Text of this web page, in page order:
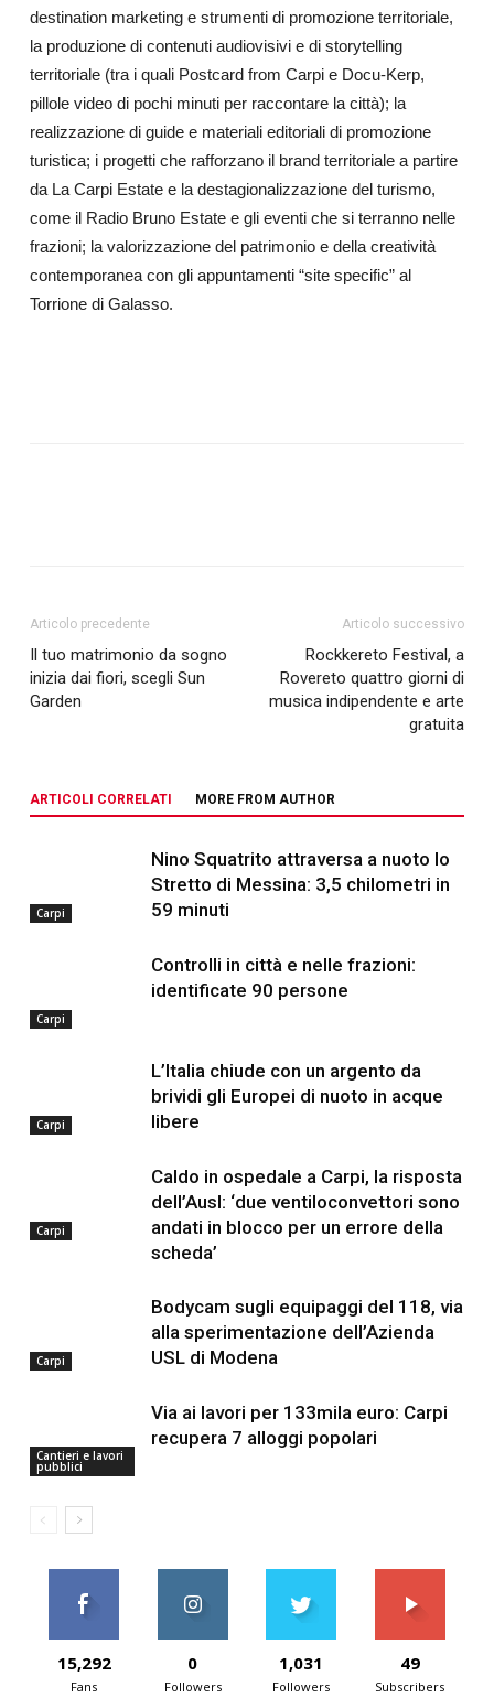
destination marketing e strumenti di promozione territoriale,
la produzione di contenuti audiovisivi e di storytelling
territoriale (tra i quali Postcard from Carpi e Docu-Kerp,
pillole video di pochi minuti per raccontare la città); la
realizzazione di guide e materiali editoriali di promozione
turistica; i progetti che rafforzano il brand territoriale a partire
da La Carpi Estate e la destagionalizzazione del turismo,
come il Radio Bruno Estate e gli eventi che si terranno nelle
frazioni; la valorizzazione del patrimonio e della creatività
contemporanea con gli appuntamenti “site specific” al
Torrione di Galasso.
Articolo precedente
Il tuo matrimonio da sogno
inizia dai fiori, scegli Sun
Garden
Articolo successivo
Rockkereto Festival, a
Rovereto quattro giorni di
musica indipendente e arte
gratuita
ARTICOLI CORRELATI MORE FROM AUTHOR
Carpi
Nino Squatrito attraversa a nuoto lo
Stretto di Messina: 3,5 chilometri in
59 minuti
Carpi
Controlli in città e nelle frazioni:
identificate 90 persone
Carpi
L’Italia chiude con un argento da
brividi gli Europei di nuoto in acque
libere
Carpi
Caldo in ospedale a Carpi, la risposta
dell’Ausl: ‘due ventiloconvettori sono
andati in blocco per un errore della
scheda’
Carpi
Bodycam sugli equipaggi del 118, via
alla sperimentazione dell’Azienda
USL di Modena
Cantieri e lavori
pubblici
Via ai lavori per 133mila euro: Carpi
recupera 7 alloggi popolari
15,292
Fans
0
Followers
1,031
Followers
49
Subscribers